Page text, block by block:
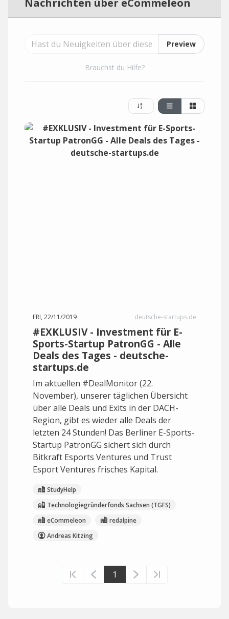
Nachrichten über eCommeleon
Preview
Brauchst du Hilfe?
FRI, 22/11/2019 deutsche-startups.de
#EXKLUSIV - Investment für E-
Sports-Startup PatronGG - Alle
Deals des Tages - deutsche-
startups.de
Im aktuellen #DealMonitor (22.
November), unserer täglichen Übersicht
über alle Deals und Exits in der DACH-
Region, gibt es wieder alle Deals der
letzten 24 Stunden! Das Berliner E-Sports-
Startup PatronGG sichert sich durch
Bitkraft Esports Ventures und Trust
Esport Ventures frisches Kapital.
StudyHelp
Technologiegründerfonds Sachsen (TGFS)
eCommeleon
redalpine
Andreas Kitzing
1